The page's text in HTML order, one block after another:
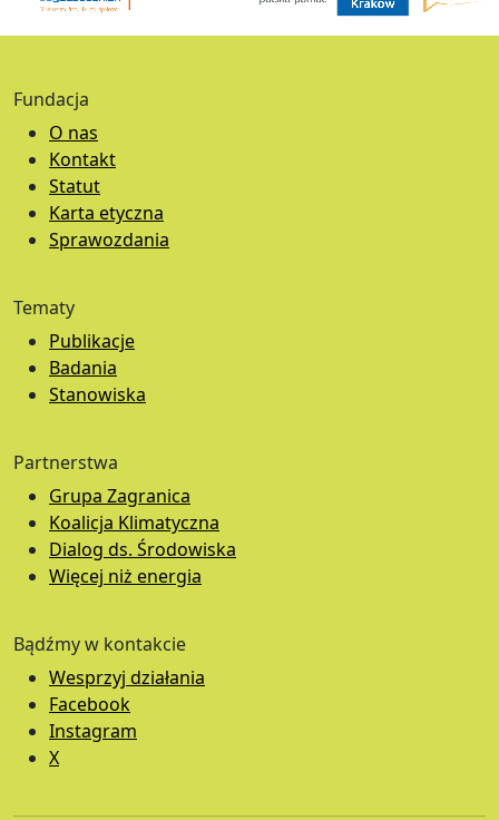
Fundacja
O nas
Kontakt
Statut
Karta etyczna
Sprawozdania
Tematy
Publikacje
Badania
Stanowiska
Partnerstwa
Grupa Zagranica
Koalicja Klimatyczna
Dialog ds. Środowiska
Więcej niż energia
Bądźmy w kontakcie
Wesprzyj działania
Facebook
Instagram
X